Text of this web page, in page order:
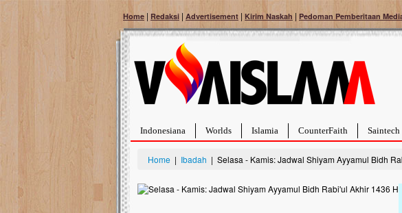
Home | Redaksi | Advertisement | Kirim Naskah | Pedoman Pemberitaan
Indonesiana Worlds Islamia CounterFaith Saintech
Home | Ibadah | Selasa - Kamis: Jadwal Shiyam Ayyamul Bidh